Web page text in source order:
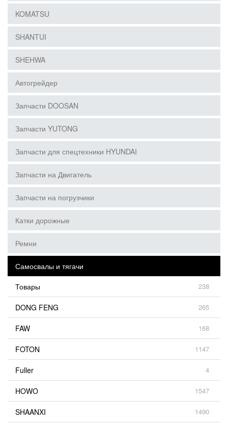
KOMATSU
SHANTUI
SHEHWA
Автогрейдер
Запчасти DOOSAN
Запчасти YUTONG
Запчасти для спецтехники HYUNDAI
Запчасти на Двигатель
Запчасти на погрузчики
Катки дорожные
Ремни
Самосвалы и тягачи
Товары
238
DONG FENG 265
FAW 168
FOTON 1147
Fuller 4
HOWO 1547
SHAANXI 1490